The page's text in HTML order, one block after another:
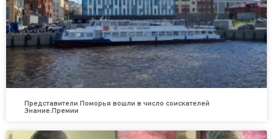
Представители Поморья вошли в число соискателей
Знание.Премии